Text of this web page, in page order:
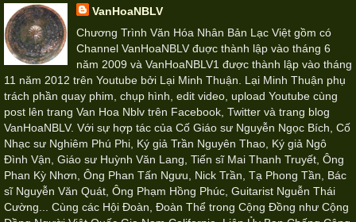
VanHoaNBLV
Chương Trình Văn Hóa Nhân Bản Lạc Việt gồm có
Channel VanHoaNBLV đuợc thành lập vào tháng 6
năm 2009 và VanHoaNBLV1 được thành lập vào tháng
11 năm 2012 trên Youtube bởi Lại Minh Thuận. Lại Minh Thuận phụ
trách phần quay phim, chụp hình, edit video, upload Youtube cùng
post lên trang Van Hoa Nblv trên Facebook, Twitter và trang blog
VanHoaNBLV. Với sự hợp tác của Cố Giáo sư Nguyễn Ngọc Bích, Cố
Nhạc sư Nghiêm Phú Phi, Ký giả Trần Nguyên Thao, Ký giả Ngô
Đình Vận, Giáo sư Huỳnh Văn Lang, Tiến sĩ Mai Thanh Truyết, Ông
Phan Kỳ Nhơn, Ông Phan Tấn Ngưu, Nick Trần, Tạ Phong Tần, Bác
sĩ Nguyễn Văn Quát, Ông Phạm Hồng Phúc, Guitarist Nguễn Thái
Cường... Cùng các Hội Đoàn, Đoàn Thể trong Cộng Đồng như Cộng